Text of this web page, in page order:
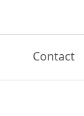
Contact